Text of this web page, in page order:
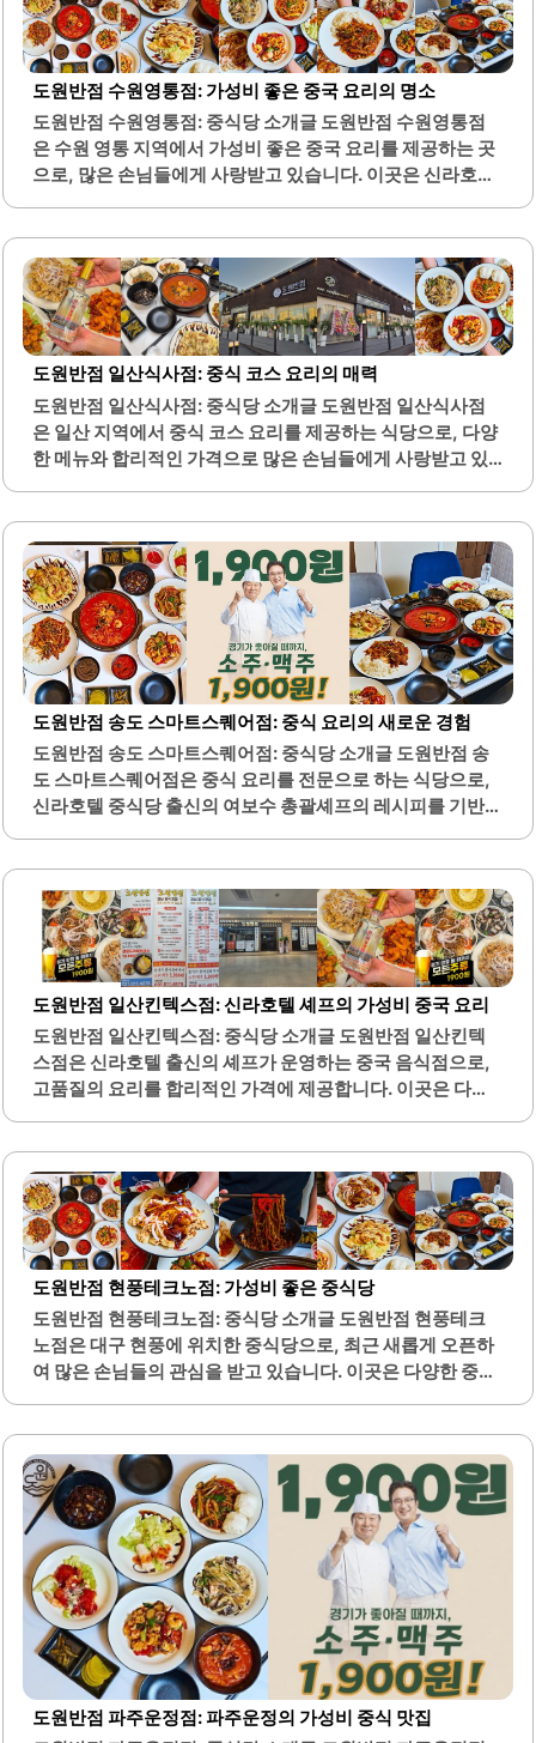
은 셀프바를 이용할 수 있어 편리하게 다양한 반찬을 추가할
수 있습니다. 직원들은 친절하게 응대하며, 초벌구이 후 그릴
링까지 해주어 손님이 편리하게 식사할 수 있도록 돕습니다.
매장 내부는 깔끔하게 관리되어 있으며, 테이블 간격이 넓어
편안한 식사가 가능합니다. 가격 대비 양과 질이 뛰어나 가성
비가 매우 좋습니다. 흡연실과 화장실도 구비되어 있어 편리
한 이용이 가능합니다.이곳은 고기 맛뿐만 아니라 서비스와
환경에서도 높은..
도원반점 수원영통점: 가성비 좋은 중국 요리의 명소
도원반점 수원영통점: 중식당 소개글 도원반점 수원영통점
은 수원 영통 지역에서 가성비 좋은 중국 요리를 제공하는 곳
으로, 많은 손님들에게 사랑받고 있습니다. 이곳은 신라호텔
이 특징입니다.매장은 넓고 쾌적한 환경을 제공하여 편안한
식사를 할 수 있습니다. 직원들은 친절하며, 음식이 빠르게 제
공되어 점심시간에도 적합합니다. 대표 메뉴인 짜장면과 짬
뽕은 맛의 균형이 잘 잡혀 있어 많은 손님들이 재방문 의사를
표합니다.유산슬, 탕수육, 칠리새우 등 다양한 메뉴가 준비되
어 있어 선택의 폭이 넓습니다. 음식의 간이 적당하여 부담 없
이 즐길 수 있으며, 튀김 요리도 높은 품질을 자랑합니다. 또
한, 소주와 함께 즐기기에 적합한 메뉴들이..
도원반점 일산식사점: 중식 코스 요리의 매력
도원반점 일산식사점: 중식당 소개글 도원반점 일산식사점
은 일산 지역에서 중식 코스 요리를 제공하는 식당으로, 다양
한 메뉴와 합리적인 가격으로 많은 손님들에게 사랑받고 있
13,000원부터 시작하여, 유산슬, 칠리새우, 탕수육 등 다양
한 요리를 포함하고 있어 선택의 폭이 넓습니다.특히, 불맛이
나는 짬뽕과 바삭한 춘권은 많은 손님들에게 인기를 끌고 있
습니다. 셀프바에서는 갓 담근 겉절이와 같은 신선한 반찬을
마음껏 즐길 수 있어 더욱 매력적입니다. 주차 공간이 넉넉하
여 차량 이용 시 편리함을 더합니다.직원들은 친절하며, 음식
이 빠르게 제공되어 대기 시간이 길지 않습니다. 인테리어는
세련되며, 데이트나 간단한 식사 자리로도 적합합니다. 이곳
은 평일에도 손님이 많아 활기찬 분위기를..
도원반점 송도 스마트스퀘어점: 중식 요리의 새로운 경험
도원반점 송도 스마트스퀘어점: 중식당 소개글 도원반점 송
도 스마트스퀘어점은 중식 요리를 전문으로 하는 식당으로,
신라호텔 중식당 출신의 여보수 총괄셰프의 레시피를 기반으
새우, 탕수육 등 다양한 메뉴가 포함된 코스를 선택할 수 있습
니다. 특히 짬뽕 국물은 시원하고 칼칼하여 중식의 매력을 잘
살리고 있습니다.주차는 3시간 지원되어 편리하게 이용할 수
있습니다. 매장은 넓고 쾌적하여 가족 단위 방문객이나 친구
들과의 모임에 적합합니다. 직원들은 친절하며, 음식은 따뜻
하게 제공되어 만족스러운 식사를 경험할 수 있습니다.다양
한 메뉴가 준비되어 있어 선택의 폭이 넓고, 특히 가성비가 뛰
어난 세트 메뉴가 인기를 끌고 있습니다. 또한, 주류 가격이
저렴하여 회식 장소로도 적합합니다...
도원반점 일산킨텍스점: 신라호텔 셰프의 가성비 중국 요리
도원반점 일산킨텍스점: 중식당 소개글 도원반점 일산킨텍
스점은 신라호텔 출신의 셰프가 운영하는 중국 음식점으로,
고품질의 요리를 합리적인 가격에 제공합니다. 이곳은 다양
은 인기 메뉴는 많은 손님들에게 사랑받고 있습니다.매장은
청결하고 쾌적한 환경을 유지하고 있으며, 친절한 서비스로
고객의 만족도를 높이고 있습니다. 또한, 대기 없이 쉽게 입장
할 수 있는 편리함이 있어 바쁜 일상 속에서도 부담 없이 방문
할 수 있습니다. 도원반점은 다양한 메뉴 구성을 통해 고객의
다양한 취향을 충족시키며, 특히 가성비가 뛰어난 코스 요리
로 주목받고 있습니다.짬뽕과 자장면은 물론, 망고냉면과 같
은 특별한 메뉴도 있어 선택의 폭이 넓습니다. 이곳의 음식은
신선한 재료를..
도원반점 현풍테크노점: 가성비 좋은 중식당
도원반점 현풍테크노점: 중식당 소개글 도원반점 현풍테크
노점은 대구 현풍에 위치한 중식당으로, 최근 새롭게 오픈하
여 많은 손님들의 관심을 받고 있습니다. 이곳은 다양한 중국
으로 매우 경제적이며, 여러 가지 요리를 한 번에 맛볼 수 있
는 점이 큰 장점입니다.매장은 넓고 쾌적한 환경을 제공하여
가족 단위 방문객들에게 적합합니다. 음식의 맛은 담백하고
깔끔하여 누구나 부담 없이 즐길 수 있습니다. 메뉴에는 짜장
면, 짬뽕, 탕수육, 유린기 등 다양한 선택지가 있어 선택의 폭
이 넓습니다.또한, 직원들의 친절한 서비스가 인상적이며, 음
식이 빠르게 제공되어 대기 시간도 짧습니다. 매장 내부는 높
은 층고와 넓은 공간으로 시원한 분위기를 자아내며, 쾌적한
식사..
도원반점 파주운정점: 파주운정의 가성비 중식 맛집